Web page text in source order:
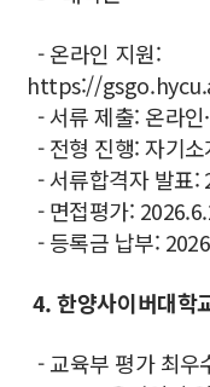
- 온라인 지원:
https://
- 서류 제출: 온라인
- 전형 진행: 자기
- 서류합격자 발표:
- 면접평가:
- 등록금 납부:
4. 한양사이버대학
-교육부 평가 최우